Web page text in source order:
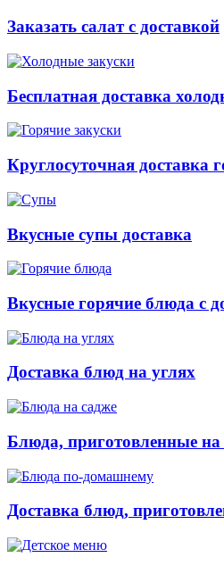
Заказать салат с доставкой
Бесплатная доставка
Круглосуточная доставка
Вкусные супы доставка
Вкусные горячие блюда с
Доставка блюд на углях
Блюда, приготовленные на
Доставка блюд,